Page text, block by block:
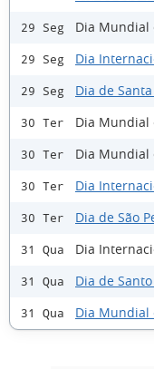
29 Seg Dia Mundial
29 Seg Dia
29 Seg Dia de
30 Ter Dia Mundial
30 Ter Dia Mundial
30 Ter Dia
30 Ter Dia de São
31 Qua Dia
31 Qua Dia de
31 Qua Dia Mundial